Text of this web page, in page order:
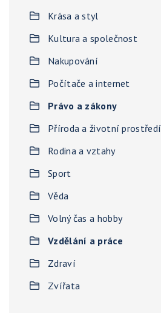
Krása a styl
Kultura a společnost
Nakupování
Počítače a internet
Právo a zákony
Příroda a životní prostředí
Rodina a vztahy
Sport
Věda
Volný čas a hobby
Vzdělání a práce
Zdraví
Zvířata